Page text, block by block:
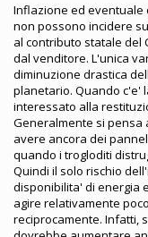
Inflazione ed eventuale
non possono incidere
al contributo statale del
dal venditore. L'unica
diminuzione drastica
planetario. Quando c'e'
interessato alla
Generalmente si pensa
avere ancora dei
quando i trogloditi
Quindi il solo rischio
disponibilita' di energia
agire relativamente
reciprocamente. Infatti,